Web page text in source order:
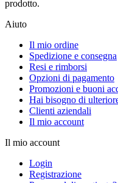
prodotto.
Aiuto
Il mio ordine
Spedizione e consegna
Resi e rimborsi
Opzioni di pagamento
Promozioni e buoni
Hai bisogno di
Clienti aziendali
Il mio account
Il mio account
Login
Registrazione